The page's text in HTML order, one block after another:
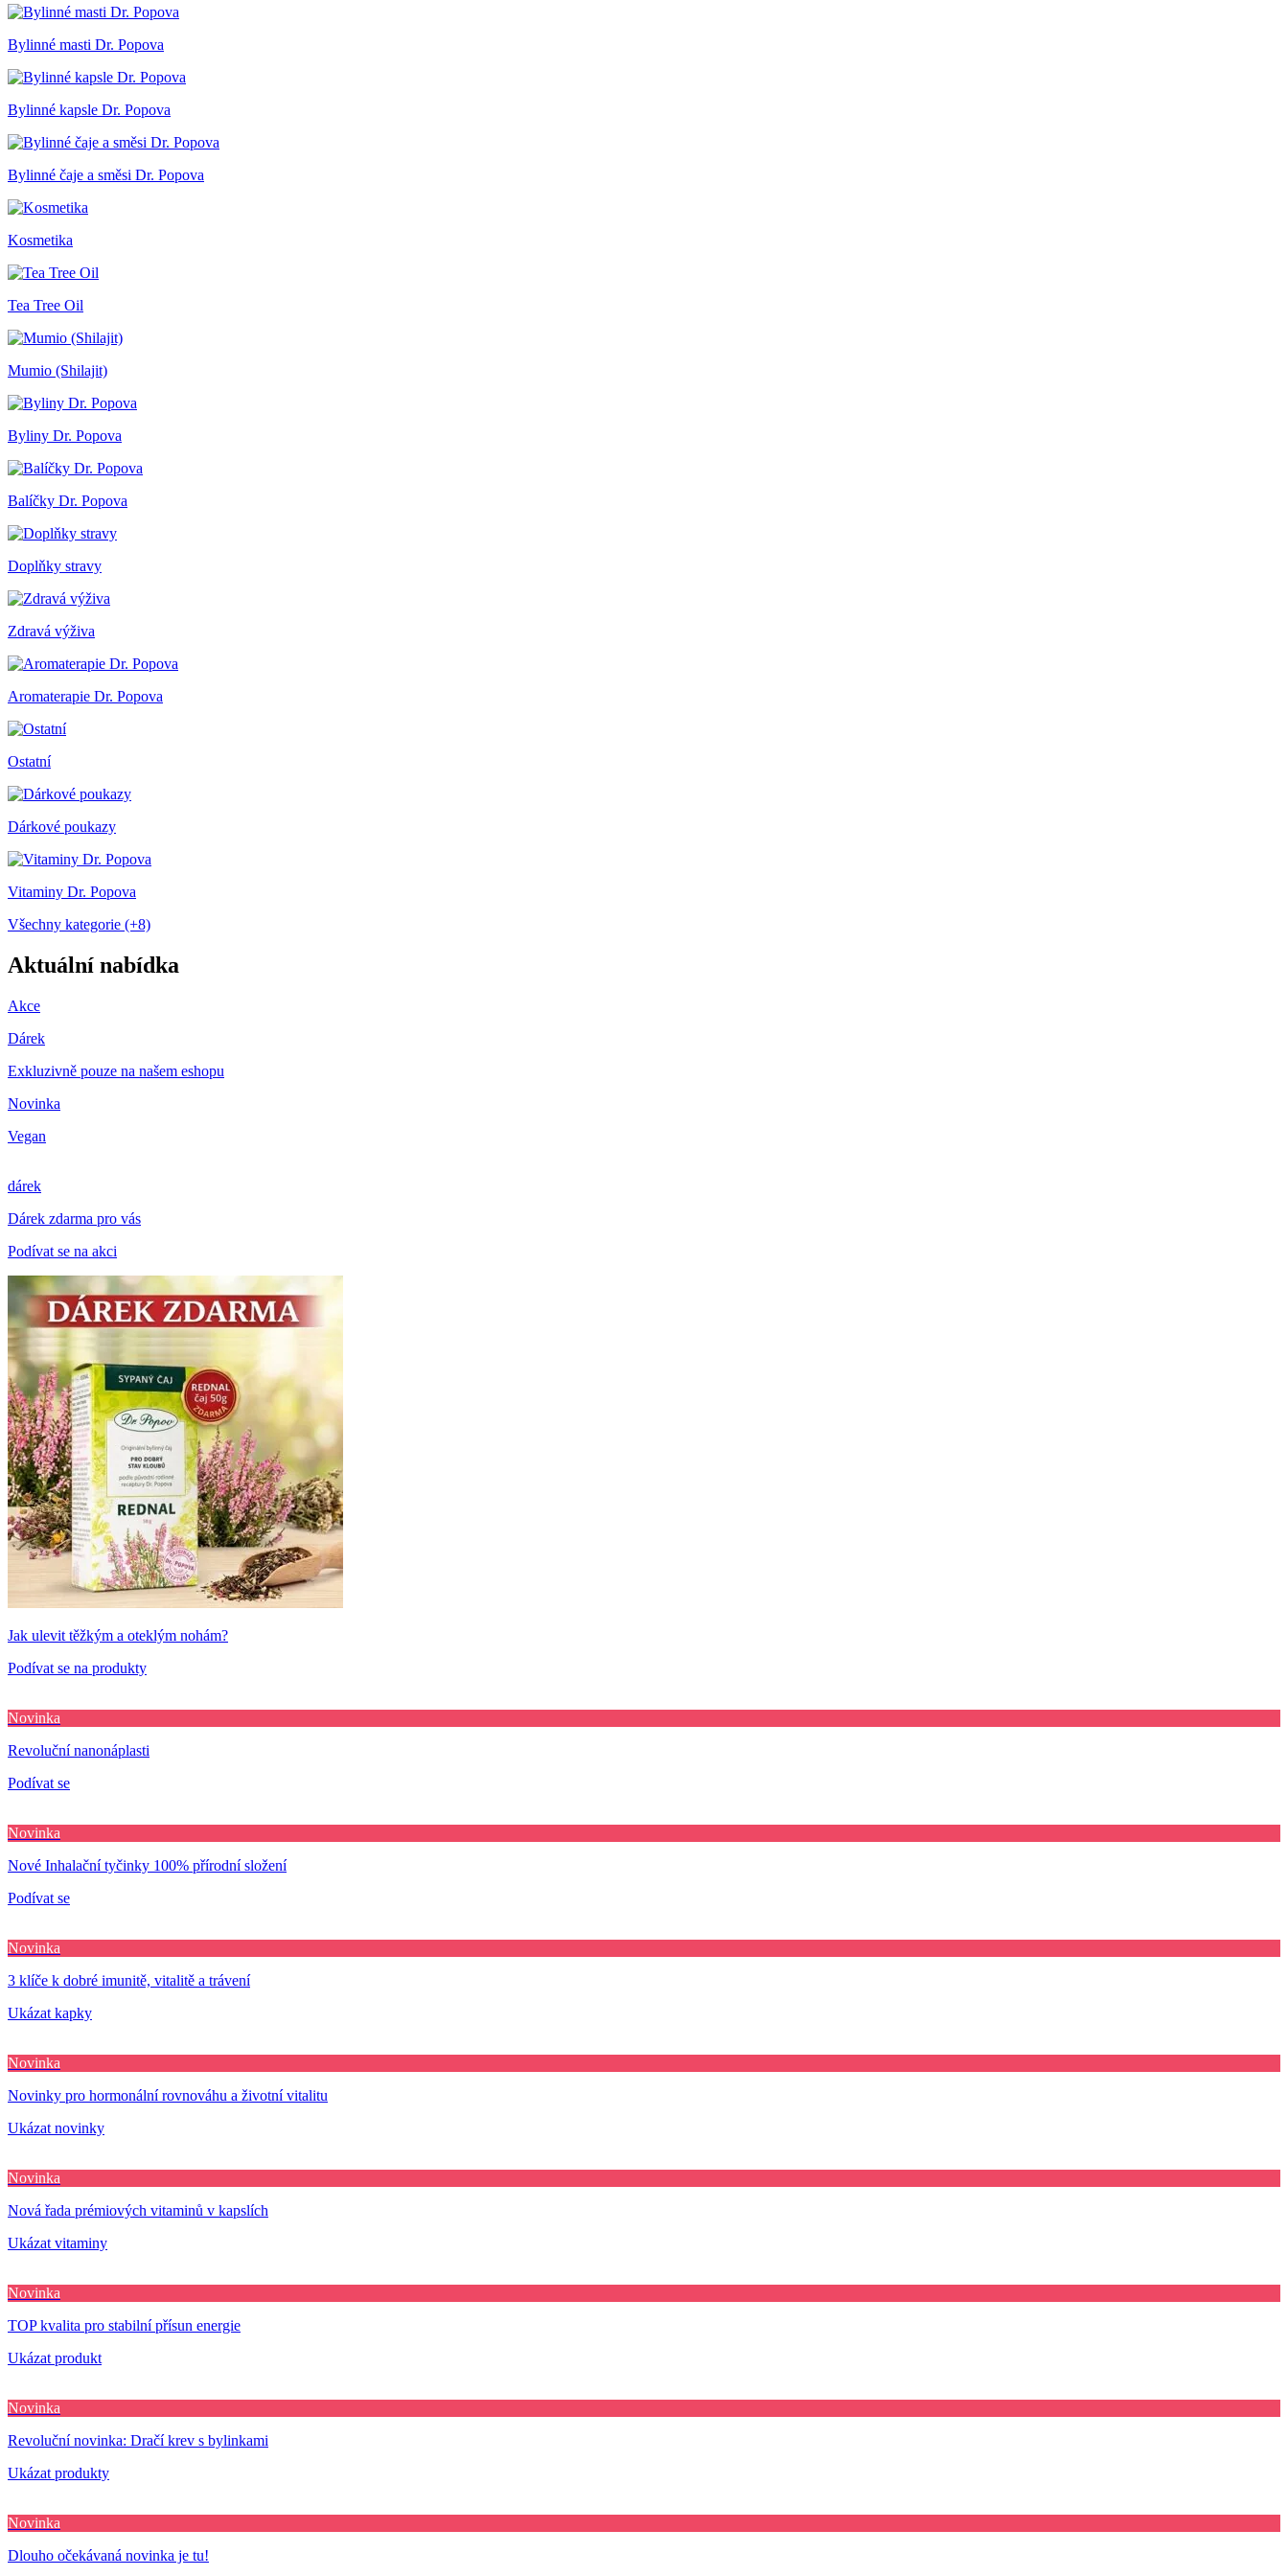
Bylinné masti Dr. Popova
Bylinné kapsle Dr. Popova
Bylinné čaje a směsi Dr. Popova
Kosmetika
Tea Tree Oil
Mumio (Shilajit)
Byliny Dr. Popova
Balíčky Dr. Popova
Doplňky stravy
Zdravá výživa
Aromaterapie Dr. Popova
Ostatní
Dárkové poukazy
Vitaminy Dr. Popova
Všechny kategorie (+8)
Aktuální nabídka
Akce
Dárek
Exkluzivně pouze na našem eshopu
Novinka
Vegan
dárek
Dárek zdarma pro vás
Podívat se na akci
Jak ulevit těžkým a oteklým nohám?
Podívat se na produkty
Novinka
Revoluční nanonáplasti
Podívat se
Novinka
Nové Inhalační tyčinky 100% přírodní složení
Podívat se
Novinka
3 klíče k dobré imunitě, vitalitě a trávení
Ukázat kapky
Novinka
Novinky pro hormonální rovnováhu a životní vitalitu
Ukázat novinky
Novinka
Nová řada prémiových vitaminů v kapslích
Ukázat vitaminy
Novinka
TOP kvalita pro stabilní přísun energie
Ukázat produkt
Novinka
Revoluční novinka: Dračí krev s bylinkami
Ukázat produkty
Novinka
Dlouho očekávaná novinka je tu!